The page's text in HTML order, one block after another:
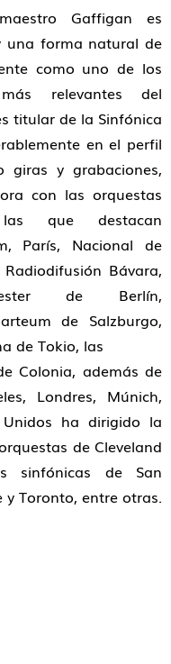
Gaffigan es
una forma natural de
como uno de los
relevantes del
titular de la Sinfónica
en el perfil
giras y grabaciones,
con las orquestas
que destacan
París, Nacional de
Bávara,
de Berlín,
de Salzburgo,
de Tokio, las
Colonia, además de
Londres, Múnich,
ha dirigido la
de Cleveland
sinfónicas de San
y Toronto, entre otras.